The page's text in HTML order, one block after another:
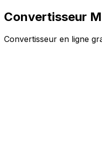
Convertisseur
Convertisseur en ligne